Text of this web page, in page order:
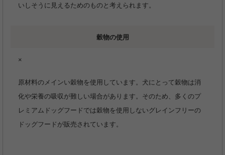
いしそうに見えるためのものと考えられます。
穀物の使用
×
原材料のメインい穀物を使用しています。犬にとって穀物は消
化や栄養の吸収が難しい場合があります。そのため、多くのプ
レミアムドッグフードでは穀物を使用しないグレインフリーの
ドッグフードが販売されています。